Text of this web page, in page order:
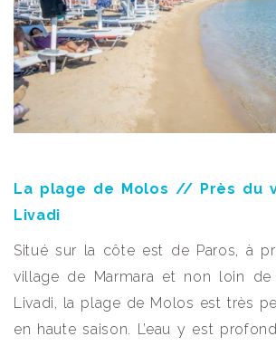
La plage de Molos // Près du
Livadi
Situé sur la côte est de Paros, à
village de Marmara et non loin
Livadi, la plage de Molos est très
en haute saison. L’eau y est